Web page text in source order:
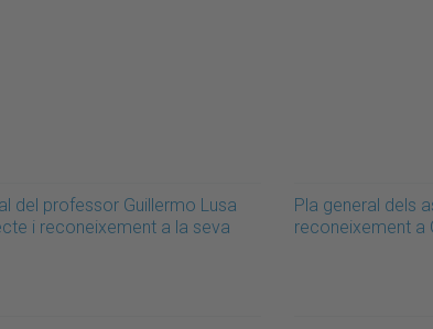
del professor Guillermo Lusa
i reconeixement a la seva
Pla general dels
reconeixement a